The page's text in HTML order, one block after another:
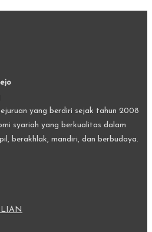
yang berdiri sejak tahun 2008
syariah yang berkualitas dalam
berakhlak, mandiri, dan berbudaya.